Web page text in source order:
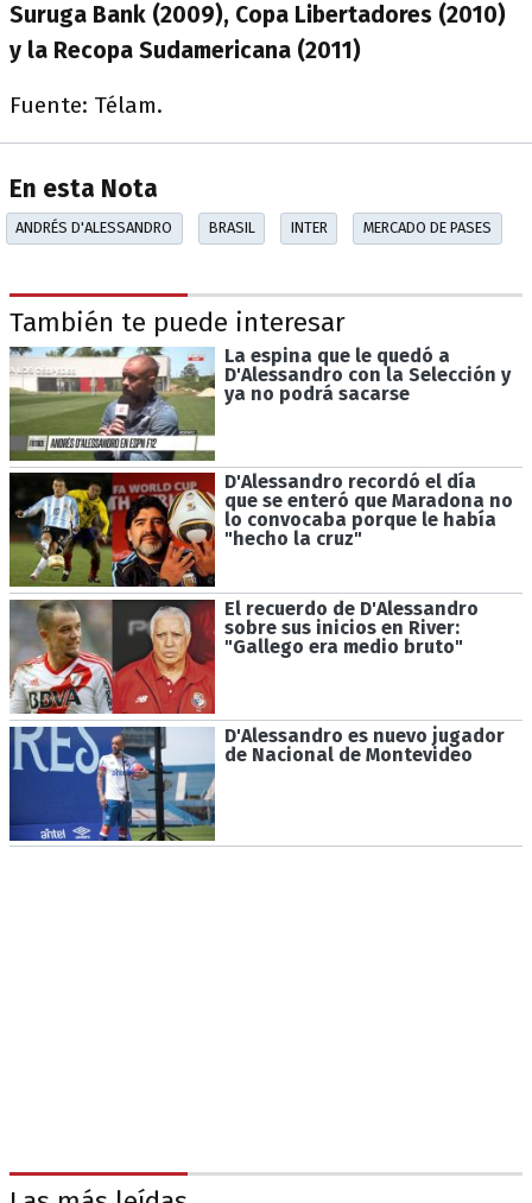
Suruga Bank (2009), Copa Libertadores (2010)
y la Recopa Sudamericana (2011)
Fuente: Télam.
En esta Nota
ANDRÉS D'ALESSANDRO BRASIL INTER MERCADO DE PASES
También te puede interesar
La espina que le quedó a
D'Alessandro con la Selección y
ya no podrá sacarse
D'Alessandro recordó el día
que se enteró que Maradona no
lo convocaba porque le había
"hecho la cruz"
El recuerdo de D'Alessandro
sobre sus inicios en River:
"Gallego era medio bruto"
D'Alessandro es nuevo jugador
de Nacional de Montevideo